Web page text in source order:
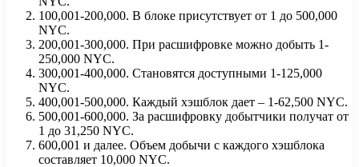
100,001-200,000. В блоке присутствует от 1 до 500,000
NYC.
200,001-300,000. При расшифровке можно добыть 1-
250,000 NYC.
300,001-400,000. Становятся доступными 1-125,000
NYC.
400,001-500,000. Каждый хэшблок дает – 1-62,500 NYC.
500,001-600,000. За расшифровку добытчики получат от
1 до 31,250 NYC.
600,001 и далее. Объем добычи с каждого хэшблока
составляет 10,000 NYC.